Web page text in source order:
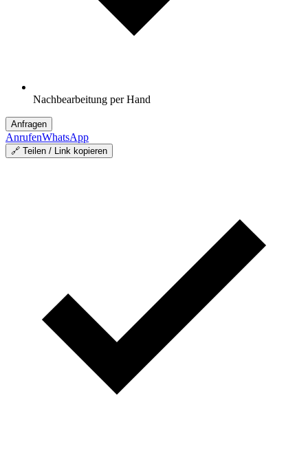
Nachbearbeitung per Hand
Anfragen
AnrufenWhatsApp
🔗 Teilen / Link kopieren